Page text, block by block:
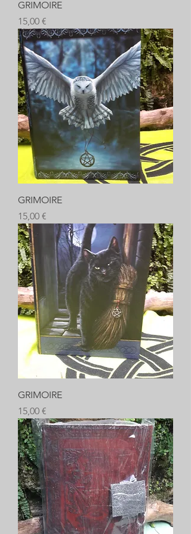
GRIMOIRE
Prix
15,00 €
GRIMOIRE
Prix
15,00 €
GRIMOIRE
Prix
15,00 €